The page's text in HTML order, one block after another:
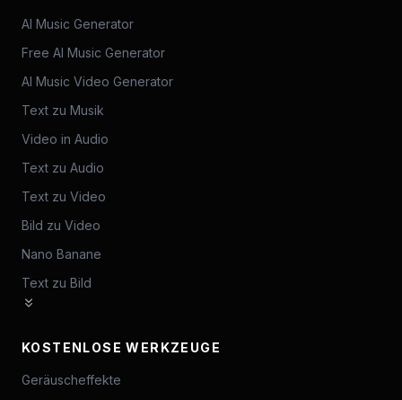
AI Music Generator
Free AI Music Generator
AI Music Video Generator
Text zu Musik
Video in Audio
Text zu Audio
Text zu Video
Bild zu Video
Nano Banane
Text zu Bild
KOSTENLOSE WERKZEUGE
Geräuscheffekte